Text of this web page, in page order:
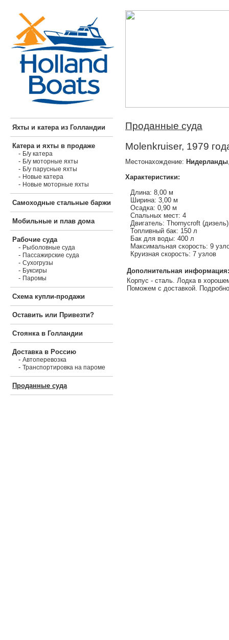
Яхты и катера из Голландии
Катера и яхты в продаже
- Б/у катера
- Б/у моторные яхты
- Б/у парусные яхты
- Новые катера
- Новые моторные яхты
Самоходные стальные баржи
Мобильные и плав дома
Рабочие суда
- Рыболовные суда
- Пассажирские суда
- Сухогрузы
- Буксиры
- Паромы
Схема купли-продажи
Оставить или Привезти?
Стоянка в Голландии
Доставка в Россию
- Автоперевозка
- Транспортировка на пароме
Проданные суда
Проданные суда
Molenkruiser, 1979
Местонахождение: Нидерланды
Характеристики:
Длина: 8,00 м
Ширина: 3,00 м
Осадка: 0,90 м
Спальных мест: 4
Двигатель: Thornycroft
Топливный бак: 150 л
Бак для воды: 400 л
Максимальная скорость: 9
Круизная скорость: 7 узлов
Дополнительная информация:
Корпус - сталь. Лодка в
Поможем с доставкой.